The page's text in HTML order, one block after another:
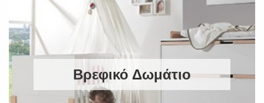
Βρεφικό Δωμάτιο